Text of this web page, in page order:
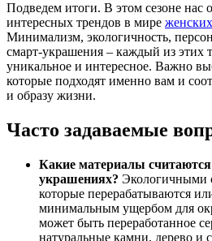
Подведем итоги. В этом сезоне нас
интересных трендов в мире
Минимализм, экологичность,
смарт-украшения – каждый из этих
уникальное и интересное. Важно
которые подходят именно вам и
и образу жизни.
Часто задаваемые
Какие материалы
украшениях? Экологичными
которые перерабатываются
минимальным ущербом для
может быть переработанное
натуральные камни, дерево и